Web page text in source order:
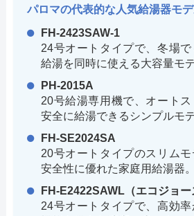
パロマの代表的な人気給湯器モ
FH-2423SAW-1
24号オートタイプで、冬場
給湯を同時に使える大容量モデ
PH-2015A
20号給湯専用機で、オートス
安全に給湯できるシンプルモデ
FH-SE2024SA
20号オートタイプのスリムモ
安全性に優れた家庭用給湯器。
FH-E2422SAWL（エコジョー
24号オートタイプで、高効